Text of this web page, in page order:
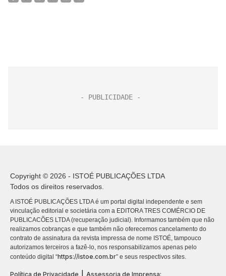
Copyright © 2026 - ISTOÉ PUBLICAÇÕES LTDA
Todos os direitos reservados.
A ISTOÉ PUBLICAÇÕES LTDA é um portal digital independente e sem
vinculação editorial e societária com a EDITORA TRES COMÉRCIO DE
PUBLICACÕES LTDA (recuperação judicial). Informamos também que não
realizamos cobranças e que também não oferecemos cancelamento do
contrato de assinatura da revista impressa de nome ISTOÉ, tampouco
autorizamos terceiros a fazê-lo, nos responsabilizamos apenas pelo
conteúdo digital “https://istoe.com.br” e seus respectivos sites.
Política de Privacidade Assessoria de Imprensa: